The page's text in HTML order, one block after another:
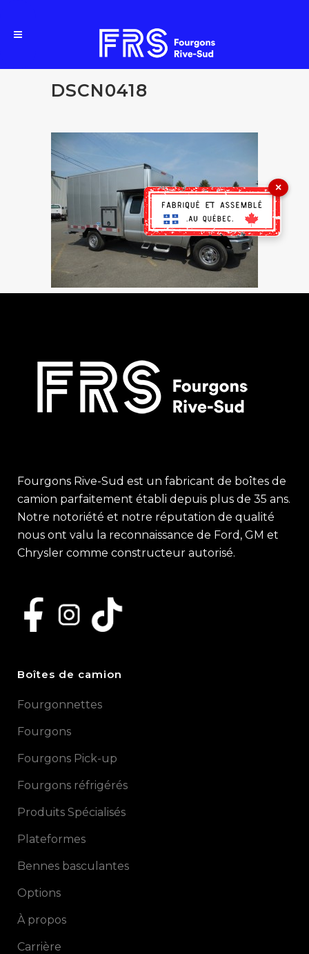
DSCN0418
Fourgons Rive-Sud est un fabricant de boîtes de
camion parfaitement établi depuis plus de 35 ans.
Notre notoriété et notre réputation de qualité
nous ont valu la reconnaissance de Ford, GM et
Chrysler comme constructeur autorisé.
Boîtes de camion
Fourgonnettes
Fourgons
Fourgons Pick-up
Fourgons réfrigérés
Produits Spécialisés
Plateformes
Bennes basculantes
Options
À propos
Carrière
×